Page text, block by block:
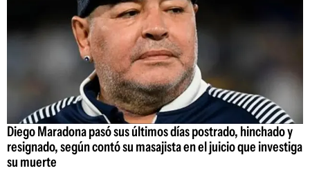
Diego Maradona pasó sus últimos días postrado, hinchado y
resignado, según contó su masajista en el juicio que investiga
su muerte